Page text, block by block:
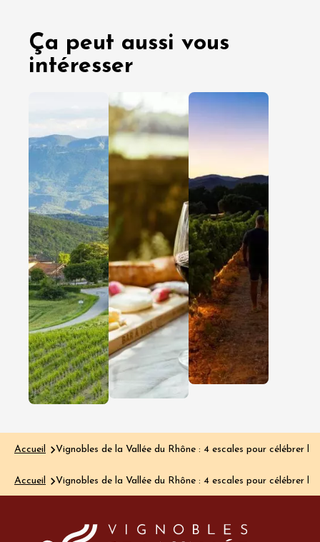
Ça peut aussi vous
intéresser
03 août
2026
En amoureux
Entre amis
Clairette
de Die :
nos idées
d’escales
pour
découvrir
ce vignoble
encore
confidentiel
On connaît la
Clairette de
Die pour ses
bulles délicates
et ses arômes
gourmands.
On connaît…
Lire l'article
Cap sur
Rhône
virée
Dans les
Côtes du
Rhône
autant
verre que
l’assiette…
Lire l'article
Accueil Vignobles de la Vallée du Rhône : 4 escales pour célébrer
Accueil Vignobles de la Vallée du Rhône : 4 escales pour célébrer